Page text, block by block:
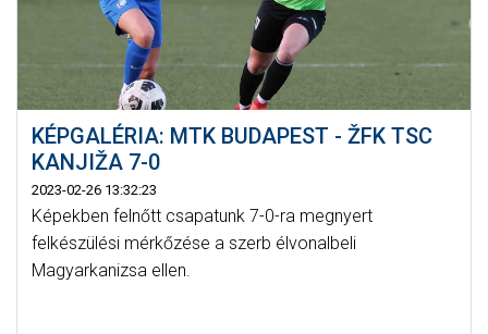
KÉPGALÉRIA: MTK BUDAPEST - ŽFK TSC
KANJIŽA 7-0
2023-02-26 13:32:23
Képekben felnőtt csapatunk 7-0-ra megnyert
felkészülési mérkőzése a szerb élvonalbeli
Magyarkanizsa ellen.